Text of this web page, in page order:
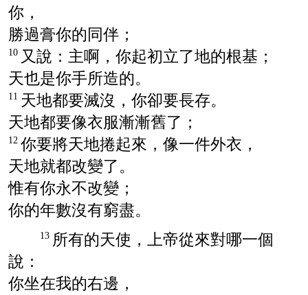
你，
勝過膏你的同伴；
10 又說：主啊，你起初立了地的根基；
天也是你手所造的。
11 天地都要滅沒，你卻要長存。
天地都要像衣服漸漸舊了；
12 你要將天地捲起來，像一件外衣，
天地就都改變了。
惟有你永不改變；
你的年數沒有窮盡。
13 所有的天使，上帝從來對哪一個
說：
你坐在我的右邊，